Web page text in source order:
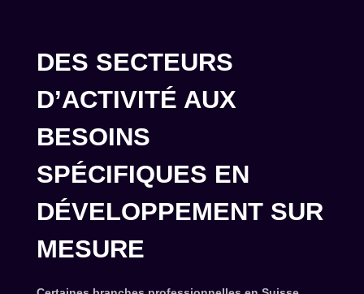
DES SECTEURS
D’ACTIVITÉ AUX
BESOINS
SPÉCIFIQUES EN
DÉVELOPPEMENT SUR
MESURE